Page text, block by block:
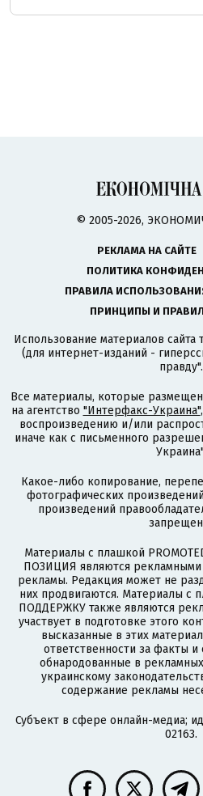
© 2005-2026,
РЕКЛАМА НА САЙТЕ
ПОЛИТИКА
ПРАВИЛА
ПРИНЦИПЫ И
Использование материалов
(для интернет-изданий -
правду".
Все материалы, которые
на агентство "Интерфакс-Украина"
воспроизведению и/или
иначе как с письменного
Какое-либо копирование,
фотографических
произведений
Материалы с плашкой
ПОЗИЦИЯ являются рекламными
рекламы. Редакция может не
них продвигаются. Материалы
ПОДДЕРЖКУ также являются
участвует в подготовке этого
высказанные в этих
ответственности за факты
обнародованные в
украинскому
содержание рекламы
Субъект в сфере онлайн-медиа;
02163.